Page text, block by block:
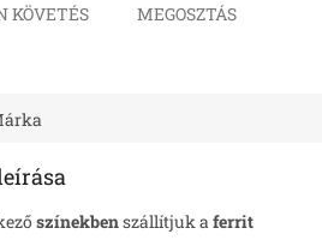
KÖVETÉS MEGOSZTÁS
színekbenszállítjuk aferrit